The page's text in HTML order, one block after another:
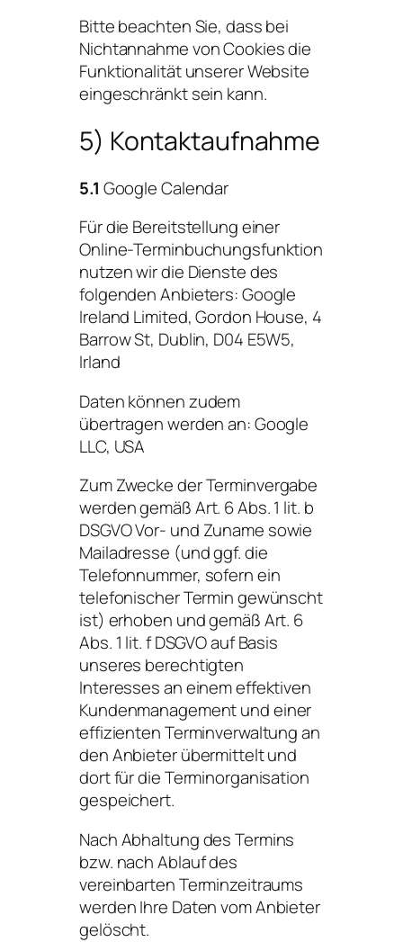
Bitte beachten Sie, dass bei
Nichtannahme von Cookies die
Funktionalität unserer Website
eingeschränkt sein kann.
5) Kontaktaufnahme
5.1 Google Calendar
Für die Bereitstellung einer
Online-Terminbuchungsfunktion
nutzen wir die Dienste des
folgenden Anbieters: Google
Ireland Limited, Gordon House, 4
Barrow St, Dublin, D04 E5W5,
Irland
Daten können zudem
übertragen werden an: Google
LLC, USA
Zum Zwecke der Terminvergabe
werden gemäß Art. 6 Abs. 1 lit. b
DSGVO Vor- und Zuname sowie
Mailadresse (und ggf. die
Telefonnummer, sofern ein
telefonischer Termin gewünscht
ist) erhoben und gemäß Art. 6
Abs. 1 lit. f DSGVO auf Basis
unseres berechtigten
Interesses an einem effektiven
Kundenmanagement und einer
effizienten Terminverwaltung an
den Anbieter übermittelt und
dort für die Terminorganisation
gespeichert.
Nach Abhaltung des Termins
bzw. nach Ablauf des
vereinbarten Terminzeitraums
werden Ihre Daten vom Anbieter
gelöscht.